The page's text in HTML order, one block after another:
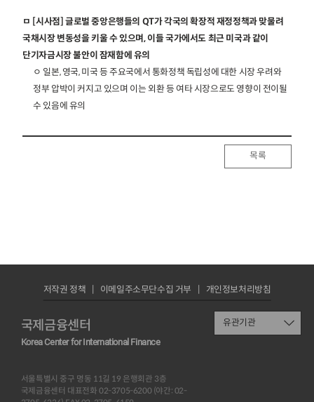
ㅁ [시사점] 글로벌 중앙은행들의 QT가 각국의 확장적 재정정책과 맞물려
국채시장 변동성을 키울 수 있으며, 이들 국가에서도 최근 미국과 같이
단기자금시장 불안이 잠재함에 유의
ㅇ 일본, 영국, 미국 등 주요국에서 통화정책 독립성에 대한 시장 우려와
정부 압박이 커지고 있으며 이는 외환 등 여타 시장으로도 영향이 전이될
수 있음에 유의
목록
국제금융센터
Korea Center for International Finance
서울특별시 중구 명동 11길 19 은행회관 3층
국제금융센터 대표전화 02-3705-6200 (야간: 02-
저작권 정책 이메일주소무단수집 거부 개인정보처리방침
유관기관